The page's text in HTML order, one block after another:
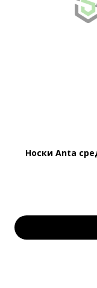
Носки Anta